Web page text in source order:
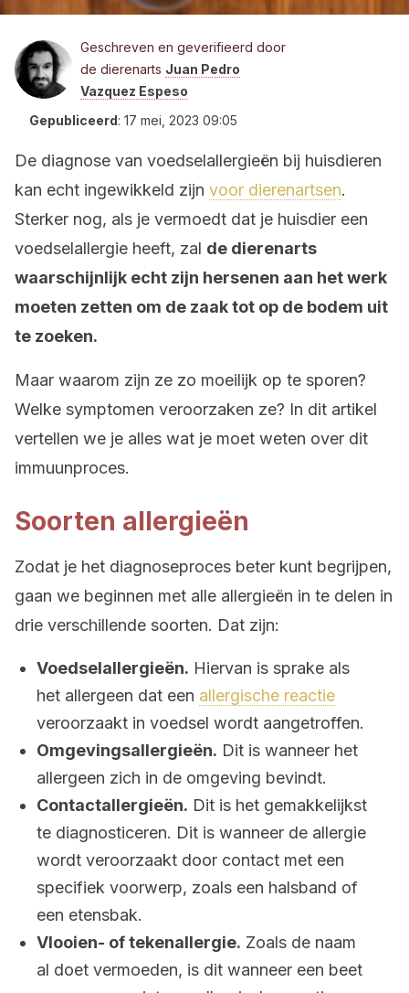
Geschreven en geverifieerd door
de dierenarts Juan Pedro
Vazquez Espeso
Gepubliceerd: 17 mei, 2023 09:05
De diagnose van voedselallergieën bij huisdieren
kan echt ingewikkeld zijn voor dierenartsen.
Sterker nog, als je vermoedt dat je huisdier een
voedselallergie heeft, zal de dierenarts
waarschijnlijk echt zijn hersenen aan het werk
moeten zetten om de zaak tot op de bodem uit
te zoeken.
Maar waarom zijn ze zo moeilijk op te sporen?
Welke symptomen veroorzaken ze? In dit artikel
vertellen we je alles wat je moet weten over dit
immuunproces.
Soorten allergieën
Zodat je het diagnoseproces beter kunt begrijpen,
gaan we beginnen met alle allergieën in te delen in
drie verschillende soorten. Dat zijn:
Voedselallergieën. Hiervan is sprake als
het allergeen dat een allergische reactie
veroorzaakt in voedsel wordt aangetroffen.
Omgevingsallergieën. Dit is wanneer het
allergeen zich in de omgeving bevindt.
Contactallergieën. Dit is het gemakkelijkst
te diagnosticeren. Dit is wanneer de allergie
wordt veroorzaakt door contact met een
specifiek voorwerp, zoals een halsband of
een etensbak.
Vlooien- of tekenallergie. Zoals de naam
al doet vermoeden, is dit wanneer een beet